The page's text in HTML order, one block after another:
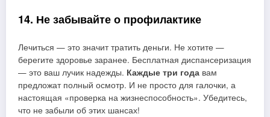
14. Не забывайте о профилактике
Лечиться — это значит тратить деньги. Не хотите —
берегите здоровье заранее. Бесплатная диспансеризация
— это ваш лучик надежды. Каждые три года вам
предложат полный осмотр. И не просто для галочки, а
настоящая «проверка на жизнеспособность». Убедитесь,
что не забыли об этих шансах!